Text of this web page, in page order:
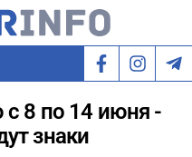
с 8 по 14 июня -
знаки